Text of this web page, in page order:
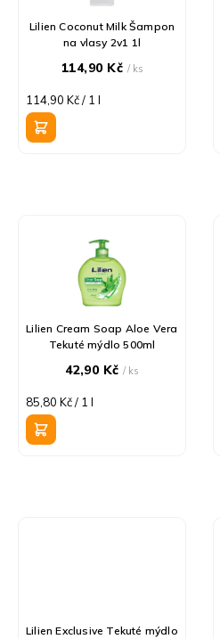
u
Lilien Coconut Milk Šampon
na vlasy 2v1 1l
114,90 Kč / ks
Měrná
cena:
114,90 Kč / 1 l
Lilien Cream Soap Aloe Vera
Tekuté mýdlo 500ml
42,90 Kč/ ks
Měrná
cena:
85,80 Kč / 1 l
Lilien Exclusive Tekuté mýdlo